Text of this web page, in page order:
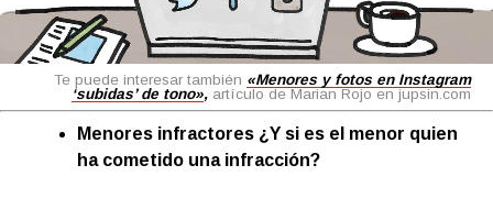
Te puede interesar también «Menores y fotos en Instagram
‘subidas’ de tono», artículo de Marian Rojo en jupsin.com
Menores infractores ¿Y si es el menor quien
ha cometido una infracción?